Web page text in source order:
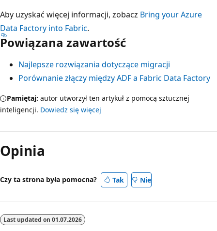
Aby uzyskać więcej informacji, zobacz Bring your Azure
Data Factory into Fabric.
Powiązana zawartość
Najlepsze rozwiązania dotyczące migracji
Porównanie złączy między ADF a Fabric Data Factory
Pamiętaj: autor utworzył ten artykuł z pomocą sztucznej
inteligencji. Dowiedz się więcej
Opinia
Czy ta strona była pomocna? Tak Nie
Last updated on 01.07.2026